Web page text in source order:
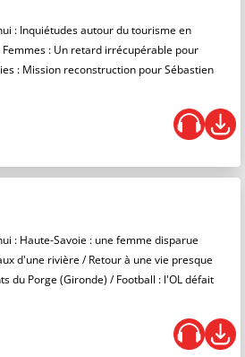
: Inquiétudes autour du tourisme en
: Un retard irrécupérable pour
: Mission reconstruction pour Sébastien
: Haute-Savoie : une femme disparue
d'une rivière / Retour à une vie presque
du Porge (Gironde) / Football : l'OL défait